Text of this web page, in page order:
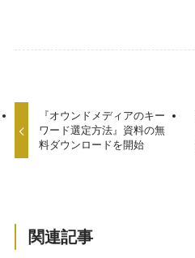
『オウンドメディアのキー
ワード選定方法』資料の無
料ダウンロードを開始
関連記事